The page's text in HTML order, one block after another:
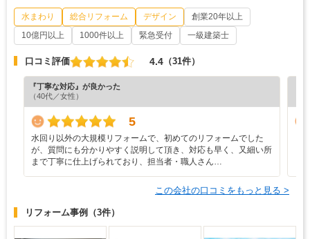
水まわり 総合リフォーム デザイン
創業20年以上
10億円以上
1000件以上 緊急受付 一級建築士
口コミ評価 4.4 （31件）
『丁寧な対応』が良かった
（40代／女性）
5
水回り以外の大規模リフォームで、初めてのリフォームでした
が、質問にも分かりやすく説明して頂き、対応も早く、又細い所
まで丁寧に仕上げられており、担当者・職人さん…
この会社の口コミをもっと見る >
リフォーム事例 （3件）